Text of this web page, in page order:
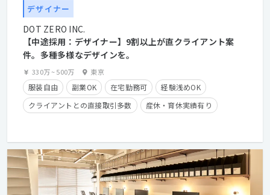
デザイナー
DOT ZERO INC.
【中途採用：デザイナー】9割以上が直クライアント案
件。多種多様なデザインを。
330万~500万 東京
服装自由 副業OK 在宅勤務可
経験浅めOK
クライアントとの直接取引多数
産休・育休実績有り